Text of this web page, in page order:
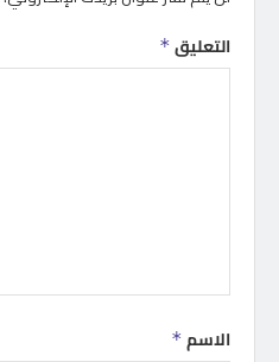
التعليق *
الاسم *